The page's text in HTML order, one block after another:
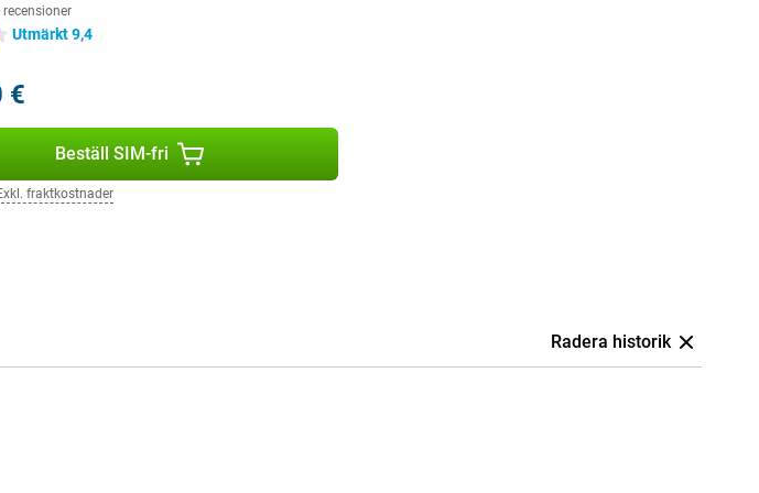
Utmärkt 9,4
€
Beställ SIM-fri
fraktkostnader
Radera historik